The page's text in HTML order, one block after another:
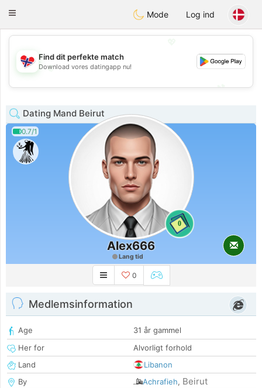
EkteNordmenn
Toggle
Mode Log ind
💖
💕
Find dit perfekte match
Download vores datingapp nu!
Dating Mand Beirut
0.7/1
0
Alex666
Lang tid
0
Medlemsinformation
Age
31 år gammel
Her for
Alvorligt forhold
Land
Libanon
By
Achrafieh, Beirut